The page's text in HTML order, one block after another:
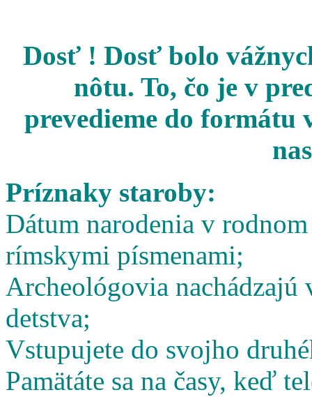
Dosť ! Dosť bolo
nôtu. To, čo je v
prevedieme do formátu
Príznaky staroby:
Dátum narodenia v
rímskymi písmenami;
Archeológovia nachádzajú
detstva;
Vstupujete do svojho
Pamätáte sa na časy, keď